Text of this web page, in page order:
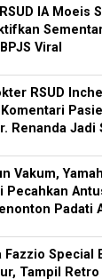
IA Moeis
Viral
RSUD
Komentari
Renanda Jadi
Vakum,
Pecahkan
Padati
Fazzio Special
Tampil